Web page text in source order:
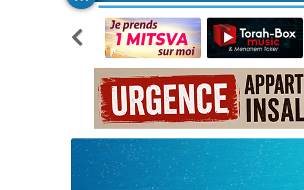
Nouvelle émission
61 personnes
39 personnes
Il reste 49 places
Ariel vient de donner
Nathaniel vient de
6 personnes
2 personnes
10 personnes
Il reste 49 places
Dovan vient de